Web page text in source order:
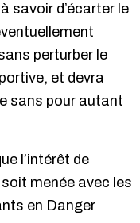
savoir d’écarter le
perturber le
et devra
sans pour autant
l’intérêt de
soit menée avec les
en Danger